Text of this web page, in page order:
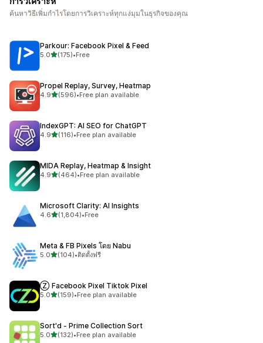
ค้นหาวิธีเพิ่มกำไรโดยการวิเคราะห์ทุกแง่มุมในธุรกิจของคุณ
Parkour: Facebook Pixel & Feed
5.0เต็ม 5 ดาว
(175)
ทั้งหมด 175 รีวิว
•Free
Propel Replay, Survey, Heatmap
4.9เต็ม 5 ดาว
(596)
ทั้งหมด 596 รีวิว
•Free plan available
IndexGPT: AI SEO for ChatGPT
4.9เต็ม 5 ดาว
(116)
ทั้งหมด 116 รีวิว
•Free plan available
MIDA Replay, Heatmap & Insight
4.9เต็ม 5 ดาว
(464)
ทั้งหมด 464 รีวิว
•Free plan available
Microsoft Clarity: AI Insights
4.6เต็ม 5 ดาว
(1,804)
ทั้งหมด 1804 รีวิว
•Free
Meta & FB Pixels โดย Nabu
5.0เต็ม 5 ดาว
(104)
ทั้งหมด 104 รีวิว
•ติดตั้งฟรี
Ⓩ Facebook Pixel Tiktok Pixel
5.0เต็ม 5 ดาว
(159)
ทั้งหมด 159 รีวิว
•Free plan available
Sort'd ‑ Prime Collection Sort
5.0เต็ม 5 ดาว
(132)
ทั้งหมด 132 รีวิว
•Free plan available